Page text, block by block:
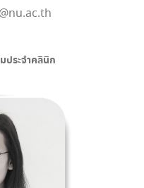
ระจำคลินิก